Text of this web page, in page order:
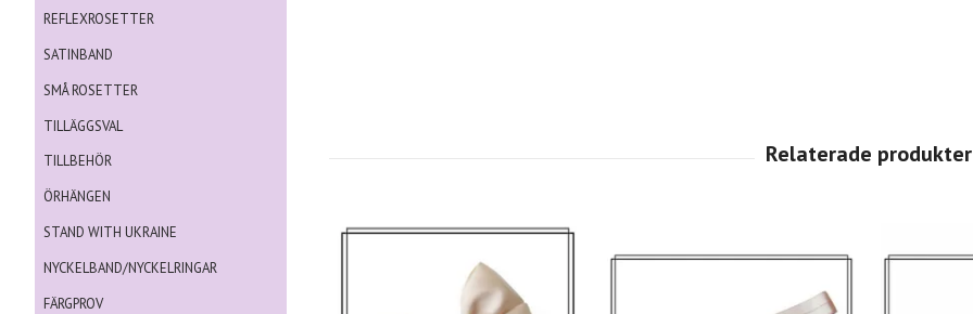
REFLEXROSETTER
SATINBAND
SMÅ ROSETTER
TILLÄGGSVAL
TILLBEHÖR
ÖRHÄNGEN
STAND WITH UKRAINE
NYCKELBAND/NYCKELRINGAR
FÄRGPROV